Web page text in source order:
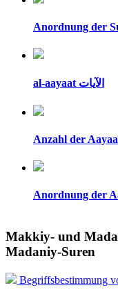
Anordnung der
al-aayaat الآيات
Anzahl der
Anordnung der
Makkiy- und
Madaniy-Suren
Begriffsbestimmung